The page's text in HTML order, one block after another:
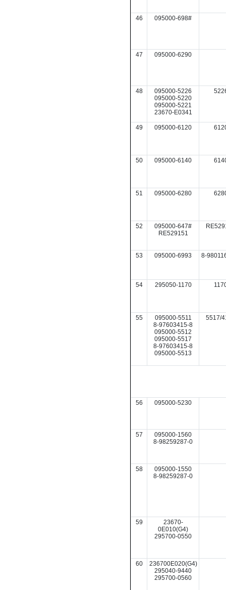
46 095000-698#
47 095000-6290
48
095000-5226
095000-5220
095000-5221
23670-E0341
49 095000-6120
50 095000-6140
51 095000-6280
52
095000-647#
RE529151
53 095000-6993 8-
54 295050-1170
55
095000-5511
8-97603415-8
095000-5512
095000-5517
8-97603415-8
095000-5513
5517/
56 095000-5230
57
095000-1560
8-98259287-0
58
095000-1550
8-98259287-0
59
23670-
0E010(G4)
295700-0550
60
236700E020(G4)
295040-9440
295700-0560